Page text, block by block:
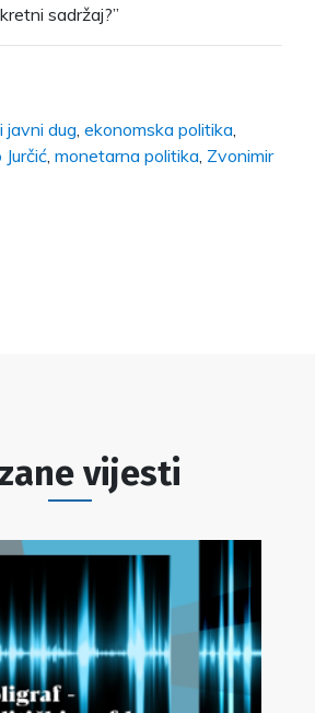
sadržaj?”
javni dug ekonomska politika
Jurčić monetarna politika Zvonimir
vijesti